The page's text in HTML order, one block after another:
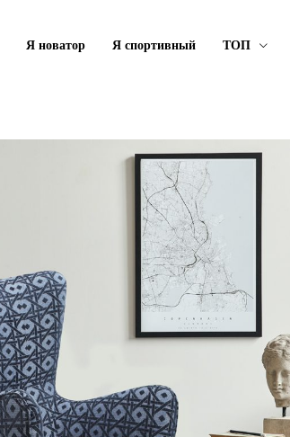
Я новатор Я спортивный ТОП